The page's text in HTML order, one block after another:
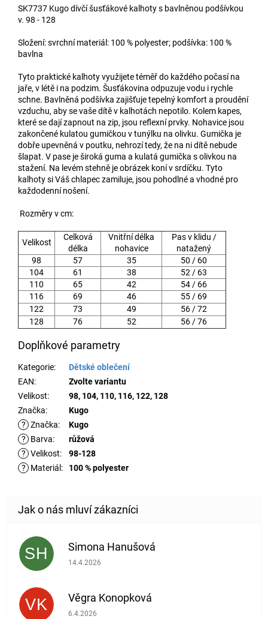
SK7737 Kugo dívčí šusťákové kalhoty s bavlněnou podšívkou
v. 98 - 128
Složení: svrchní materiál: 100 % polyester; podšívka: 100 %
bavlna
Tyto praktické kalhoty využijete téměř do každého počasí na
jaře, v létě i na podzim. Šusťákovina odpuzuje vodu i rychle
schne. Bavlněná podšívka zajišťuje tepelný komfort a proudění
vzduchu, aby se vaše dítě v kalhotách nepotilo. Kolem kapes,
které se dají zapnout na zip, jsou reflexní prvky. Nohavice jsou
zakončené kulatou gumičkou v tunýlku na olivku. Gumička je
dobře upevněná v poutku, nehrozí tedy, že na ni dítě nebude
šlapat. V pase je široká guma a kulatá gumička s olivkou na
stažení. Na levém stehně je obrázek koní v srdíčku. Tyto
kalhoty si Váš chlapec zamiluje, jsou pohodlné a vhodné pro
každodenní nošení.
Rozměry v cm:
Velikost
Celková
délka
Vnitřní délka
nohavice
Pas v klidu /
natažený
98
57 35
50 / 60
104
61 38
52 / 63
110
65 42
54 / 66
116
69 46
55 / 69
122
73 49
56 / 72
128
76 52 56 / 76
Doplňkové parametry
Kategorie:
Dětské oblečení
EAN:
Zvolte variantu
Velikost:
98, 104, 110, 116, 122, 128
Značka:
Kugo
? Značka:
Kugo
?
Barva:
růžová
? Velikost:
98-128
?
Materiál : 100 % polyester
SH Simona Hanušová
Hodnocení obchodu je 5 z 5 hvězdiček.
14.4.2026
VK Věgra Konopková
Hodnocení obchodu je 5 z 5 hvězdiček.
6.4.2026